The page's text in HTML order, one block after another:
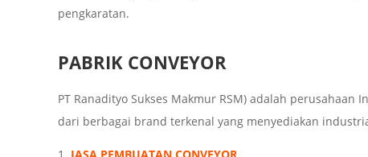
pengkaratan.
PABRIK CONVEYOR
PT Ranadityo Sukses Makmur RSM) adalah perusahaan
dari berbagai brand terkenal yang menyediakan